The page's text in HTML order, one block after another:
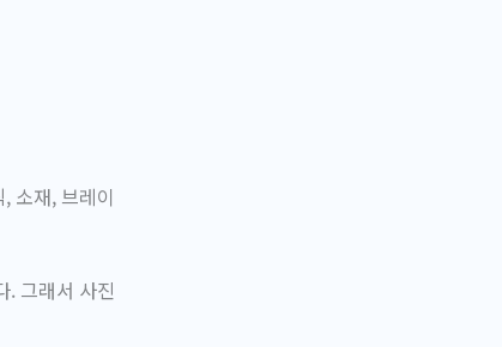
소재, 브레이
. 그래서 사진